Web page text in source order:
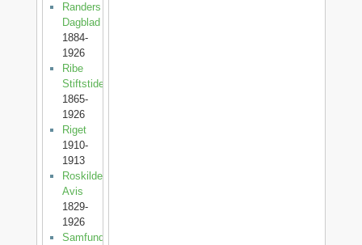
Randers
Dagblad
1884-
1926
Ribe
Stiftstidende
1865-
1926
Riget
1910-
1913
Roskilde
Avis
1829-
1926
Samfundet